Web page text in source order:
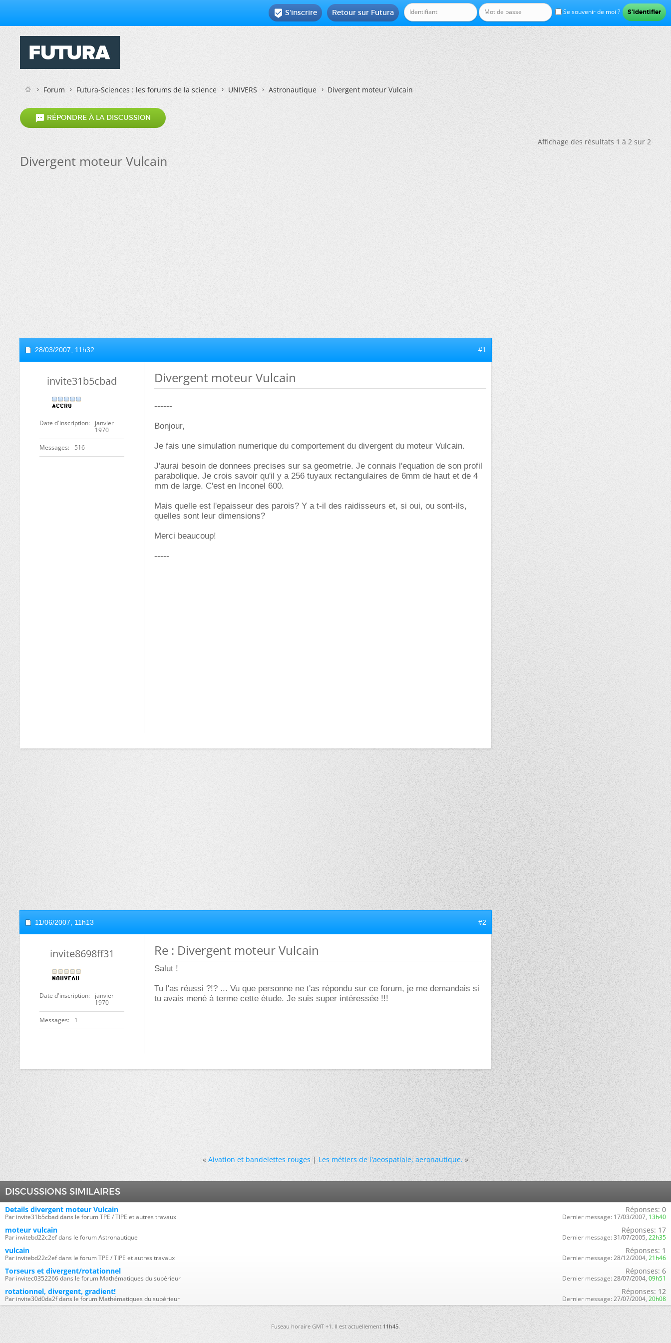
Se souvenir de moi ?
Retour sur Futura
 S'inscrire
Forum Futura-Sciences : les forums de la science UNIVERS Astronautique Divergent moteur Vulcain
 RÉPONDRE À LA DISCUSSION
Affichage des résultats 1 à 2 sur 2
Divergent moteur Vulcain
28/03/2007, 11h32 #1
invite31b5cbad
Date d'inscription
janvier
1970
Messages 516
Divergent moteur Vulcain
------
Bonjour,
Je fais une simulation numerique du comportement du divergent du moteur Vulcain.
J'aurai besoin de donnees precises sur sa geometrie. Je connais l'equation de son profil
parabolique. Je crois savoir qu'il y a 256 tuyaux rectangulaires de 6mm de haut et de 4
mm de large. C'est en Inconel 600.
Mais quelle est l'epaisseur des parois? Y a t-il des raidisseurs et, si oui, ou sont-ils,
quelles sont leur dimensions?
Merci beaucoup!
-----
11/06/2007, 11h13 #2
invite8698ff31
Date d'inscription
janvier
1970
Messages 1
Re : Divergent moteur Vulcain
Salut !
Tu l'as réussi ?!? ... Vu que personne ne t'as répondu sur ce forum, je me demandais si
tu avais mené à terme cette étude. Je suis super intéressée !!!
« Aivation et bandelettes rouges|Les métiers de l'aeospatiale, aeronautique. »
DISCUSSIONS SIMILAIRES
Details divergent moteur Vulcain
Par invite31b5cbad dans le forum TPE / TIPE et autres travaux
Réponses: 0
Dernier message: 17/03/2007, 13h40
moteur vulcain
Par invitebd22c2ef dans le forum Astronautique
Réponses: 17
Dernier message: 31/07/2005, 22h35
vulcain
Par invitebd22c2ef dans le forum TPE / TIPE et autres travaux
Réponses: 1
Dernier message: 28/12/2004, 21h46
Torseurs et divergent/rotationnel
Par invitec0352266 dans le forum Mathématiques du supérieur
Réponses: 6
Dernier message: 28/07/2004, 09h51
rotationnel, divergent, gradient!
Par invite30d0da2f dans le forum Mathématiques du supérieur
Réponses: 12
Dernier message: 27/07/2004, 20h08
Fuseau horaire GMT +1. Il est actuellement11h45.